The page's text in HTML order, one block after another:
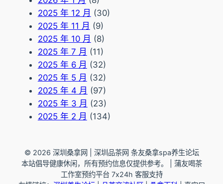
2025 年 12 月 (30)
2025 年 11 月 (9)
2025 年 10 月 (8)
2025 年 7 月 (11)
2025 年 6 月 (32)
2025 年 5 月 (32)
2025 年 4 月 (97)
2025 年 3 月 (23)
2025 年 2 月 (134)
© 2026 深圳桑拿网 | 深圳品茶网 条友桑拿spa养生论坛
本站倡导健康休闲，所有预约信息仅提供参考。 | 蒲友喝茶
工作室预约平台 7x24h 客服支持